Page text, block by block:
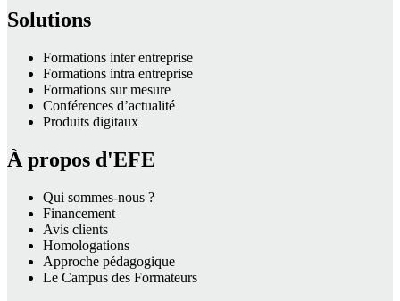
Solutions
Formations inter entreprise
Formations intra entreprise
Formations sur mesure
Conférences d’actualité
Produits digitaux
À propos d'EFE
Qui sommes-nous ?
Financement
Avis clients
Homologations
Approche pédagogique
Le Campus des Formateurs